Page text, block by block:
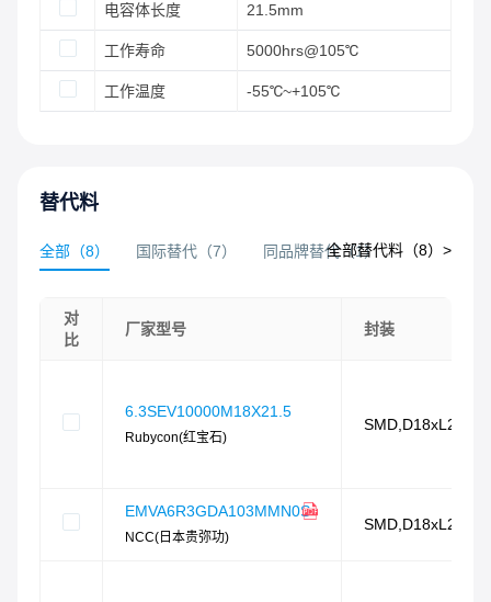
电容体长度 21.5mm
工作寿命 5000hrs@105℃
工作温度 -55℃~+105℃
替代料
全部 （8） 国际替代 （7） 同品牌替代（1）
全部替代料（8）>
对
比
厂家型号 封装
6.3SEV10000M18X21.5
Rubycon(红宝石)
EMVA6R3GDA103MMN0S
NCC(日本贵弥功)